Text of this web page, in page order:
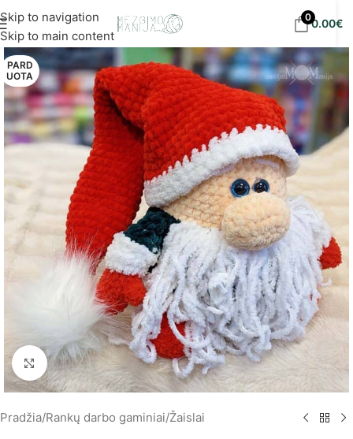
Skip to navigation
Skip to main content
eur!
00.00€
PARD
UOTA
Spustelėkite, norėdami padidinti
Pradžia/Rankų darbo gaminiai/Žaislai